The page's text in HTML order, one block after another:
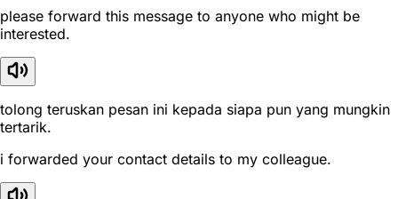
please forward this message to anyone who might be
interested.
tolong teruskan pesan ini kepada siapa pun yang mungkin
tertarik.
i forwarded your contact details to my colleague.